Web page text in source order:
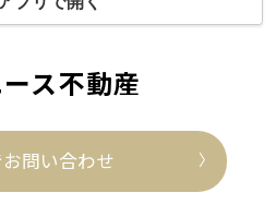
ス不動産
問い合わせ